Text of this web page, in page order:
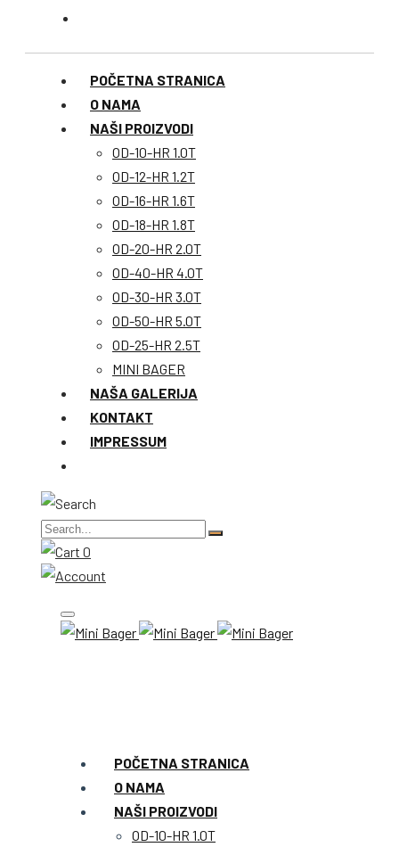
POČETNA STRANICA
O NAMA
NAŠI PROIZVODI
OD-10-HR 1.0T
OD-12-HR 1.2T
OD-16-HR 1.6T
OD-18-HR 1.8T
OD-20-HR 2.0T
OD-40-HR 4.0T
OD-30-HR 3.0T
OD-50-HR 5.0T
OD-25-HR 2.5T
MINI BAGER
NAŠA GALERIJA
KONTAKT
IMPRESSUM
0
POČETNA STRANICA
O NAMA
NAŠI PROIZVODI
OD-10-HR 1.0T